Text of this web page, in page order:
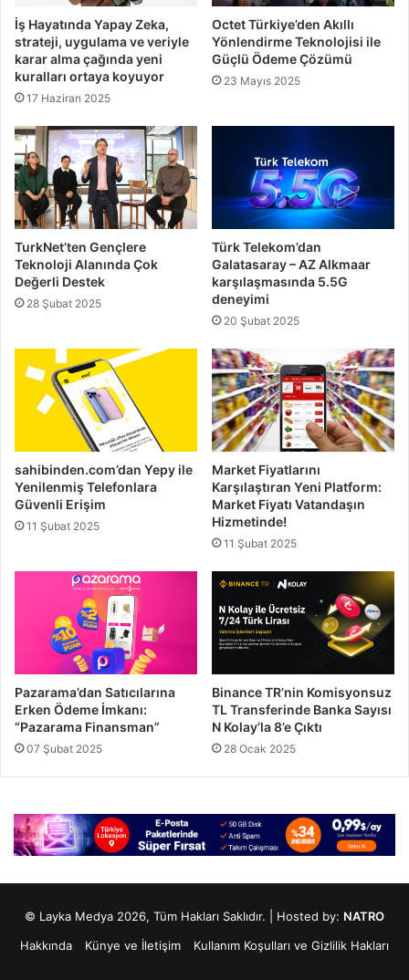
İş Hayatında Yapay Zeka,
strateji, uygulama ve veriyle
karar alma çağında yeni
kuralları ortaya koyuyor
17 Haziran 2025
Octet Türkiye’den Akıllı
Yönlendirme Teknolojisi ile
Güçlü Ödeme Çözümü
23 Mayıs 2025
TurkNet’ten Gençlere
Teknoloji Alanında Çok
Değerli Destek
28 Şubat 2025
Türk Telekom’dan
Galatasaray – AZ Alkmaar
karşılaşmasında 5.5G
deneyimi
20 Şubat 2025
sahibinden.com’dan Yepy ile
Yenilenmiş Telefonlara
Güvenli Erişim
11 Şubat 2025
Market Fiyatlarını
Karşılaştıran Yeni Platform:
Market Fiyatı Vatandaşın
Hizmetinde!
11 Şubat 2025
Pazarama’dan Satıcılarına
Erken Ödeme İmkanı:
“Pazarama Finansman”
07 Şubat 2025
Binance TR’nin Komisyonsuz
TL Transferinde Banka Sayısı
N Kolay’la 8’e Çıktı
28 Ocak 2025
© Layka Medya 2026, Tüm Hakları Saklıdır. | Hosted by: NATRO
Hakkında
Künye ve İletişim Kullanım Koşulları ve Gizlilik Hakları